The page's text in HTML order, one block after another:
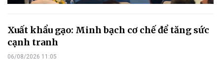
Xuất khẩu gạo: Minh bạch cơ chế để tăng sức
cạnh tranh
06/08/2026 11:05